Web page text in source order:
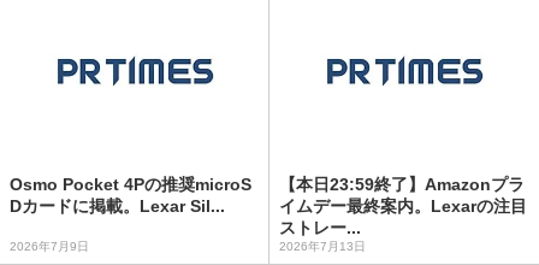
Osmo Pocket 4Pの推奨microS
Dカードに掲載。Lexar Sil...
2026年7月9日
【本日23:59終了】Amazonプラ
イムデー最終案内。Lexarの注目
ストレー...
2026年7月13日